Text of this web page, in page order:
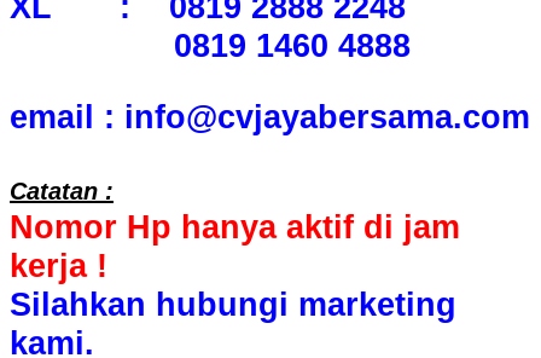
0819 1460 4888
email : info@cvjayabersama.com
Catatan :
Nomor Hp hanya aktif di jam
kerja !
Silahkan hubungi marketing
kami.